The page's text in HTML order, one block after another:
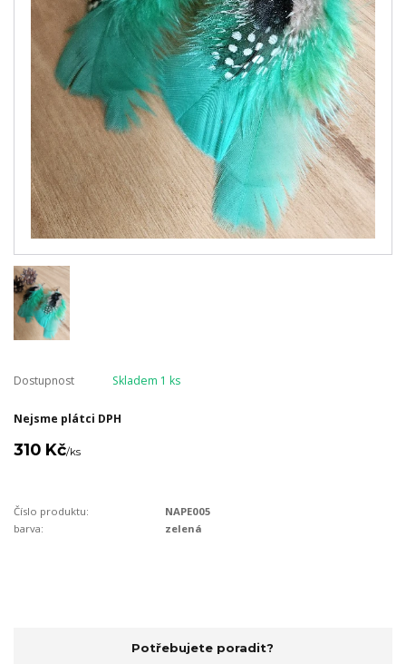
Dostupnost Skladem 1 ks
Nejsme plátci DPH
310 Kč/ks
Číslo produktu:
NAPE005
barva:
zelená
Potřebujete poradit?